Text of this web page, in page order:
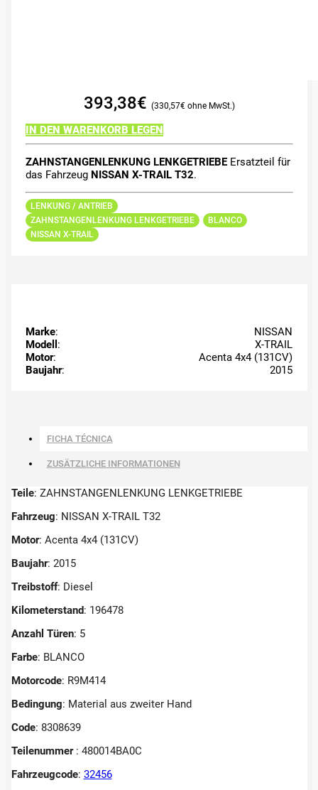
393,38€ 330,57€
IN DEN WARENKORB LEGEN
ZAHNSTANGENLENKUNG LENKGETRIEBEErsatzteil für
das Fahrzeug NISSAN X-TRAIL T32.
LENKUNG / ANTRIEB
ZAHNSTANGENLENKUNG LENKGETRIEBE
BLANCO
NISSAN X-TRAIL
Marke:
NISSAN
Modell :
X-TRAIL
Motor:
Acenta 4x4 (131CV)
Baujahr: 2015
FICHA TÉCNICA
ZUSÄTZLICHE INFORMATIONEN
Teile: ZAHNSTANGENLENKUNG LENKGETRIEBE
Fahrzeug: NISSAN X-TRAIL T32
Motor: Acenta 4x4 (131CV)
Baujahr: 2015
Treibstoff: Diesel
Kilometerstand: 196478
Anzahl Türen: 5
Farbe: BLANCO
Motorcode: R9M414
Bedingung: Material aus zweiter Hand
Code: 8308639
Teilenummer : 480014BA0C
Fahrzeugcode: 32456